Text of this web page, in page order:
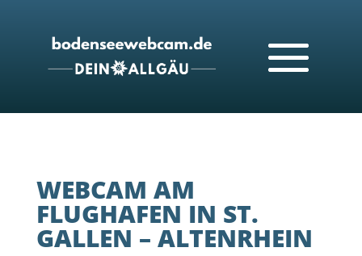
WEBCAM AM
FLUGHAFEN IN ST.
GALLEN – ALTENRHEIN